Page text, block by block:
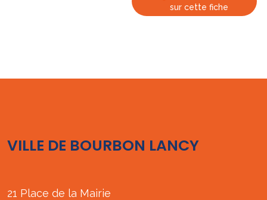
sur cette fiche
VILLE DE BOURBON LANCY
21 Place de la Mairie